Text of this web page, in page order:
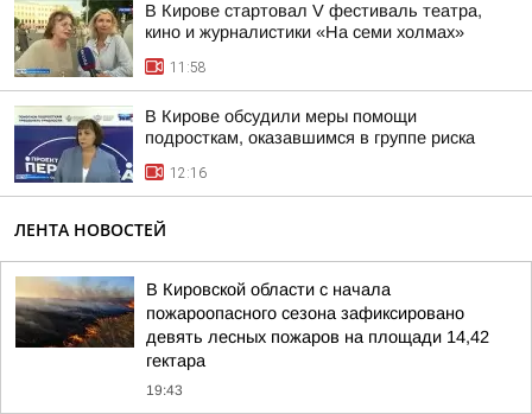
В Кирове стартовал V фестиваль театра,
кино и журналистики «На семи холмах»
11:58
В Кирове обсудили меры помощи
подросткам, оказавшимся в группе риска
12:16
ЛЕНТА НОВОСТЕЙ
В Кировской области с начала
пожароопасного сезона зафиксировано
девять лесных пожаров на площади 14,42
гектара
19:43